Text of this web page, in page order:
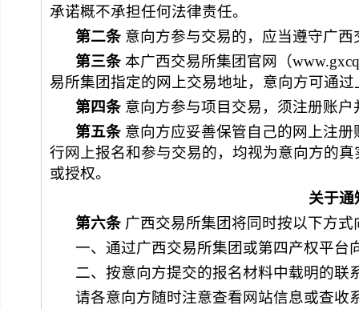
承诺概不承担任何法律责任。
第二条 意向方参与交易的，应当遵守广西
第三条 本广西交易所集团官网（www.
易所集团指定的网上交易地址，意向方可通
第四条 意向方参与项目交易，须注册账
第五条 意向方应妥善保管自己的网上注
行网上报名和参与交易的，均视为意向方的
或授权。
关于通
第六条 广西交易所集团将同时按以下方
一、通过广西交易所集团或第四产权平台
二、按意向方提交的报名材料中载明的联
请各意向方随时注意查看网站信息或查收